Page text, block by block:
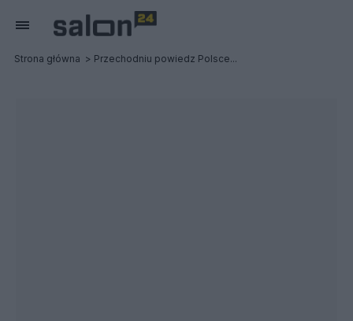
Strona główna Przechodniu powiedz Polsce...